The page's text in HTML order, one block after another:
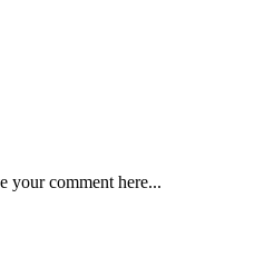
your comment here...